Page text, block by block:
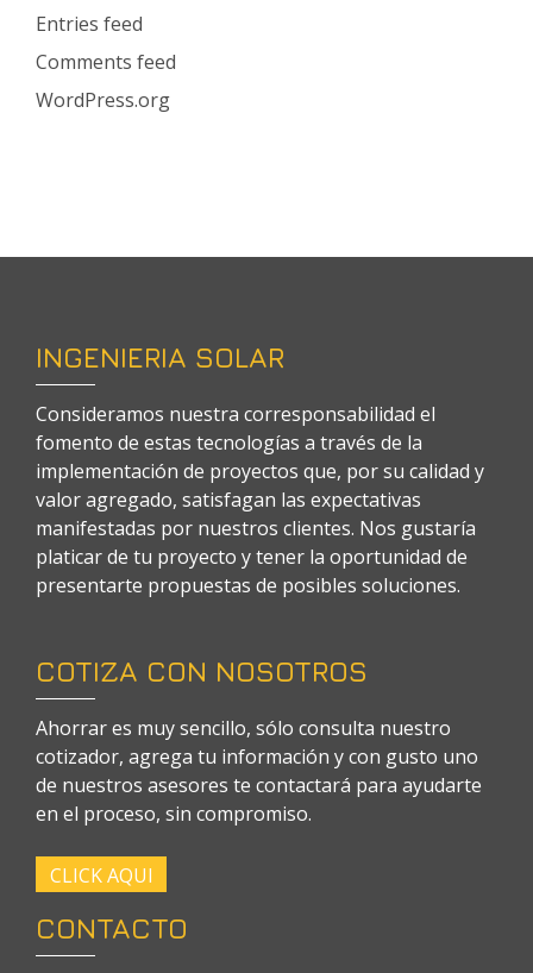
Entries feed
Comments feed
WordPress.org
INGENIERIA SOLAR
Consideramos nuestra corresponsabilidad el
fomento de estas tecnologías a través de la
implementación de proyectos que, por su calidad y
valor agregado, satisfagan las expectativas
manifestadas por nuestros clientes. Nos gustaría
platicar de tu proyecto y tener la oportunidad de
presentarte propuestas de posibles soluciones.
COTIZA CON NOSOTROS
Ahorrar es muy sencillo, sólo consulta nuestro
cotizador, agrega tu información y con gusto uno
de nuestros asesores te contactará para ayudarte
en el proceso, sin compromiso.
CLICK AQUI
CONTACTO